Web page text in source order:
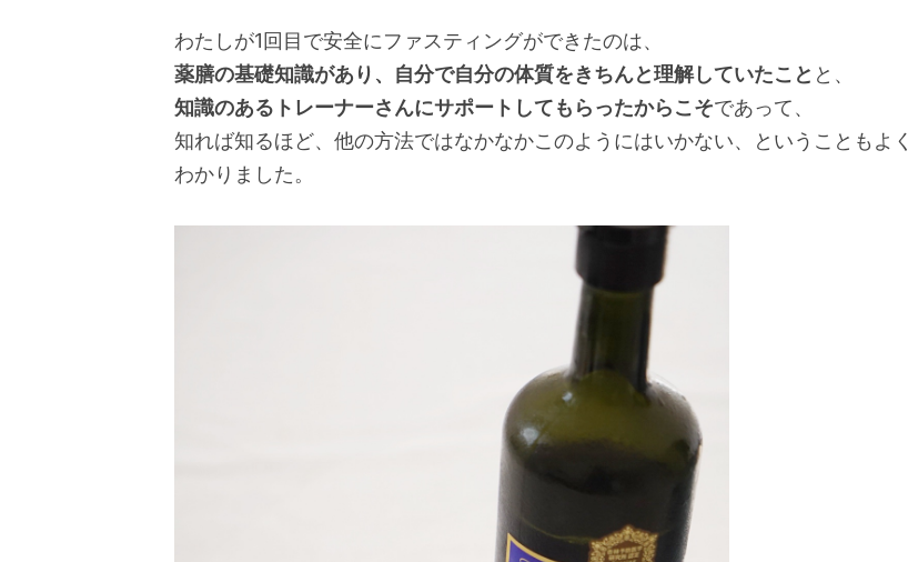
わたしが1回目で安全にファスティングができたのは、
薬膳の基礎知識があり、自分で自分の体質をきちんと理解していたこと と、
知識のあるトレーナーさんにサポートしてもらったからこそであって、
知れば知るほど、他の方法ではなかなかこのようにはいかない、ということもよく
わかりました。